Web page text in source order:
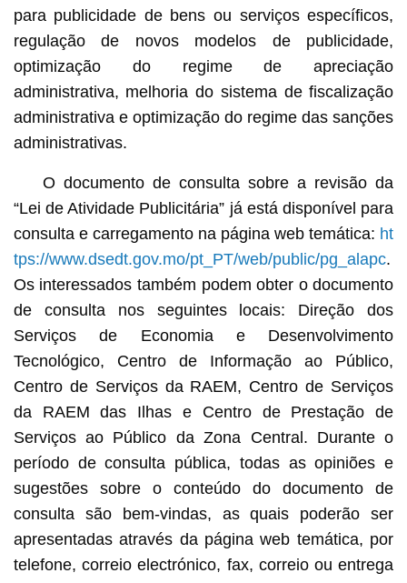
para publicidade de bens ou serviços específicos,
regulação de novos modelos de publicidade,
optimização do regime de apreciação
administrativa, melhoria do sistema de fiscalização
administrativa e optimização do regime das sanções
administrativas.
O documento de consulta sobre a revisão da
“Lei de Atividade Publicitária” já está disponível para
consulta e carregamento na página web temática: ht
tps://www.dsedt.gov.mo/pt_PT/web/public/pg_alapc.
Os interessados também podem obter o documento
de consulta nos seguintes locais: Direção dos
Serviços de Economia e Desenvolvimento
Tecnológico, Centro de Informação ao Público,
Centro de Serviços da RAEM, Centro de Serviços
da RAEM das Ilhas e Centro de Prestação de
Serviços ao Público da Zona Central. Durante o
período de consulta pública, todas as opiniões e
sugestões sobre o conteúdo do documento de
consulta são bem-vindas, as quais poderão ser
apresentadas através da página web temática, por
telefone, correio electrónico, fax, correio ou entrega